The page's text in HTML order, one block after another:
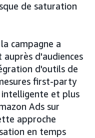
de saturation
la campagne a
d'audiences
d'outils de
first-party
et plus
Ads sur
approche
en temps